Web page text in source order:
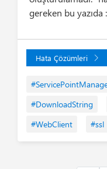
gereken bu yazıda
Hata Çözümleri
#DownloadString
#WebClient
#ssl